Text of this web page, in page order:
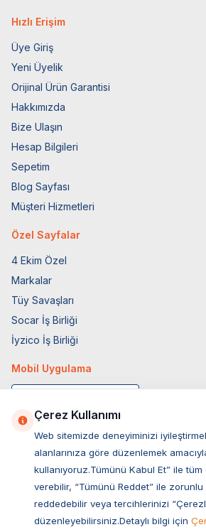
Hızlı Erişim
Üye Giriş
Yeni Üyelik
Orijinal Ürün Garantisi
Hakkımızda
Bize Ulaşın
Hesap Bilgileri
Sepetim
Blog Sayfası
Müşteri Hizmetleri
Özel Sayfalar
4 Ekim Özel
Markalar
Tüy Savaşları
Socar İş Birliği
İyzico İş Birliği
Mobil Uygulama
Müşteri Hizmetleri
Çerez Kullanımı
Web sitemizde deneyiminizi
alanlarınıza göre düzenlemek
kullanıyoruz.Tümünü Kabul Et” ile
verebilir, “Tümünü Reddet” ile
reddedebilir veya tercihlerinizi
düzenleyebilirsiniz.Detaylı bilgi için